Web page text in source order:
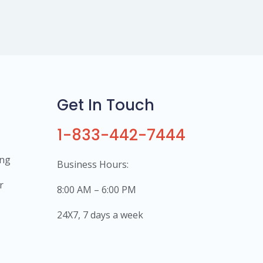
Get In Touch
1-833-442-7444
Business Hours:
8:00 AM – 6:00 PM
24X7, 7 days a week